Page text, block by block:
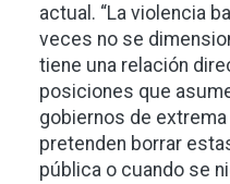
actual. “La violencia
veces no se
tiene una relación
posiciones que
gobiernos de
pretenden borrar
pública o cuando se